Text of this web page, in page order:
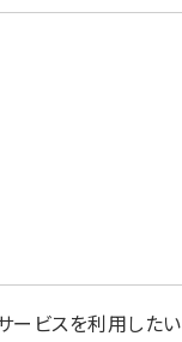
ービスを利用したい